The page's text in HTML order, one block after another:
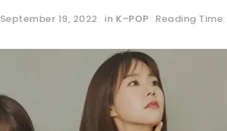
September 19, 2022 in K-POP Reading